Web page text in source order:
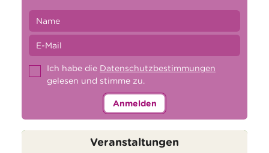
Ich habe die Datenschutzbestimmungen
gelesen und stimme zu.
Anmelden
Veranstaltungen